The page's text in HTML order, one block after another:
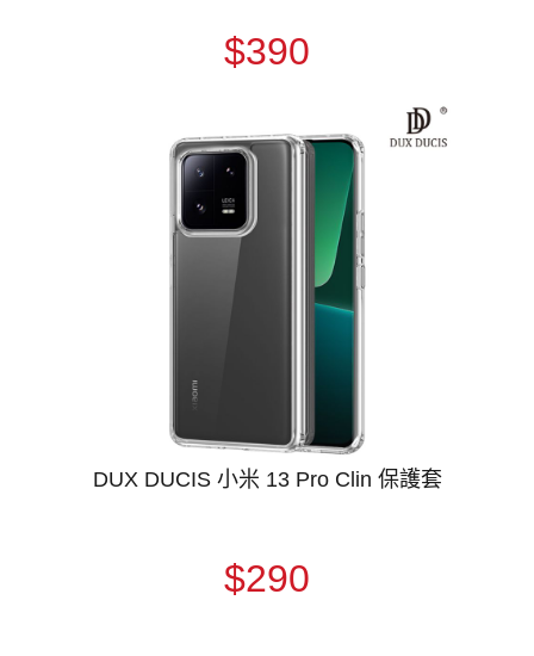
$390
DUX DUCIS 小米 13 Pro Clin 保護套
$290